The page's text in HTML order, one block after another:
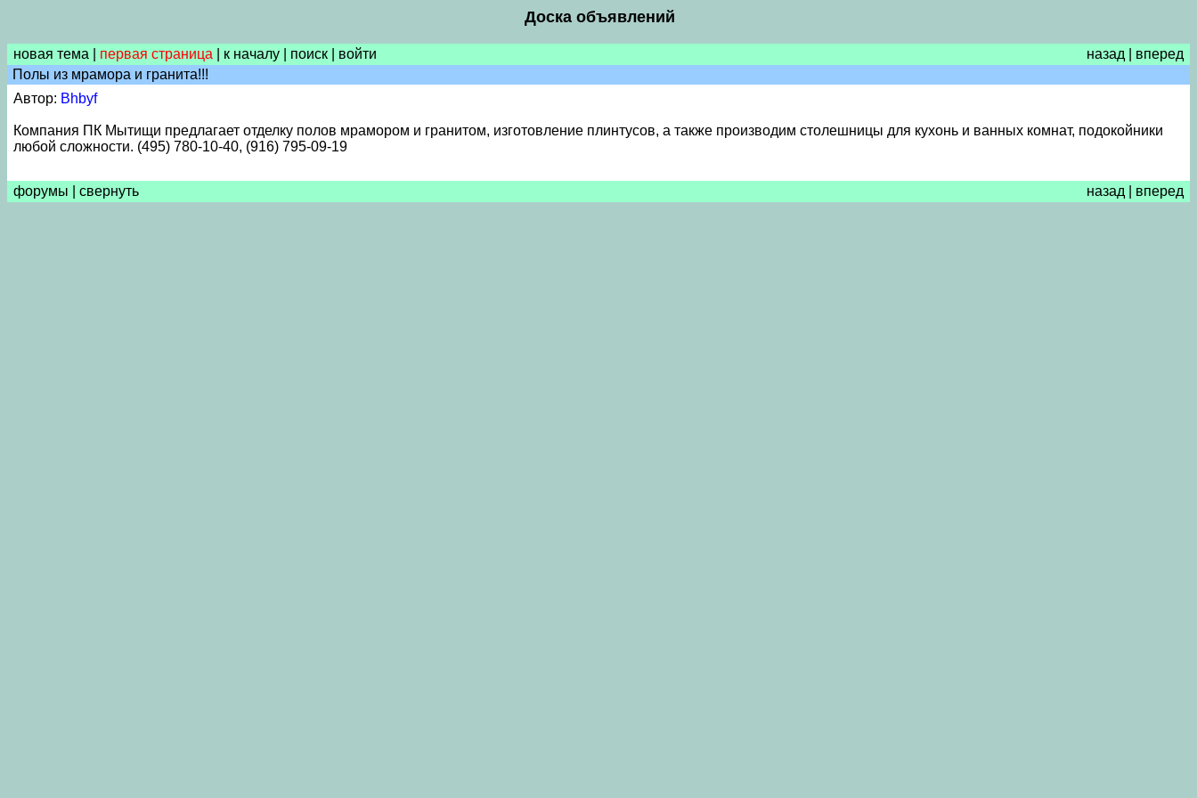
Доска объявлений
новая тема первая страница к началу поиск войти назад
вперед
Полы из мрамора и гранита!!!
Автор: Bhbyf
Компания ПК Мытищи предлагает отделку полов мрамором и гранитом, изготовление плинтусов, а также производим столешницы для кухонь и ванных комнат, подокойники
любой сложности. (495) 780-10-40, (916) 795-09-19
форумы свернуть назад вперед